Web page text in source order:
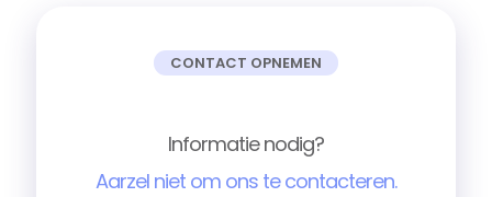
CONTACT OPNEMEN
Informatie nodig?
Aarzel niet om ons te contacteren.